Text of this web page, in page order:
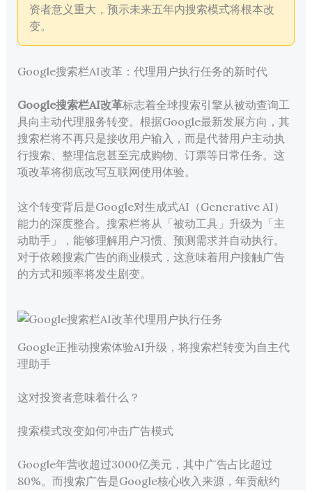
资者意义重大，预示未来五年内搜索模式将根本改
变。
Google搜索栏AI改革：代理用户执行任务的新时代
Google搜索栏AI改革标志着全球搜索引擎从被动查询工
具向主动代理服务转变。根据Google最新发展方向，其
搜索栏将不再只是接收用户输入，而是代替用户主动执
行搜索、整理信息甚至完成购物、订票等日常任务。这
项改革将彻底改写互联网使用体验。
这个转变背后是Google对生成式AI（Generative AI）
能力的深度整合。搜索栏将从「被动工具」升级为「主
动助手」，能够理解用户习惯、预测需求并自动执行。
对于依赖搜索广告的商业模式，这意味着用户接触广告
的方式和频率将发生剧变。
Google正推动搜索体验AI升级，将搜索栏转变为自主代
理助手
这对投资者意味着什么？
搜索模式改变如何冲击广告模式
Google年营收超过3000亿美元，其中广告占比超过
80%。而搜索广告是Google核心收入来源，年贡献约